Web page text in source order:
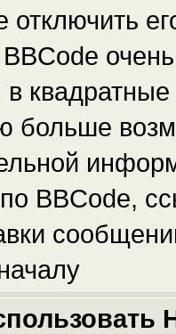
отключить
больше
BBCode,